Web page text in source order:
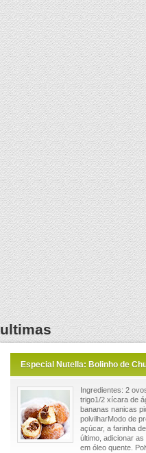
ultimas
Especial Nutella: Bolinho de
Ingredientes: 2
trigo1/2 xícara de
bananas nanicas
polvilharModo de
açúcar, a farinha
último, adicionar
em óleo quente.